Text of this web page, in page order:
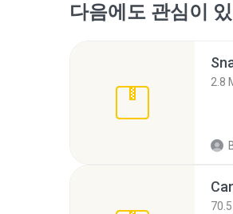
다음에도 관심이
2.8